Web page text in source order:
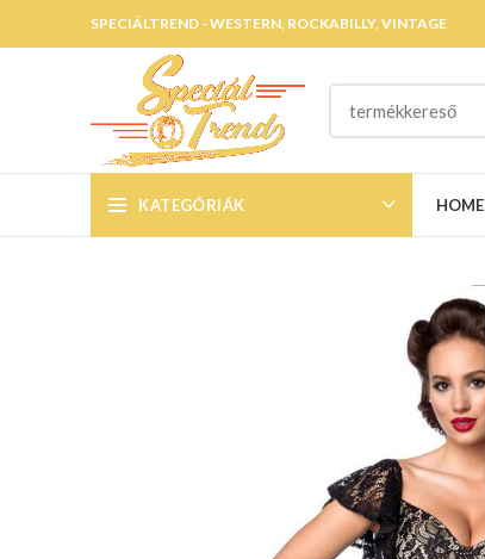
SPECIÁLTREND - WESTERN, ROCKABILLY, VINTAGE
KATEGÓRIÁK HOME